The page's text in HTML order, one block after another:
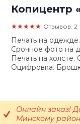
Копицентр
★★★★★ Отзывов: 2
Печать на
Срочное фото на
Печать на
Оцифровка.
Онлайн заказ!
Минскому